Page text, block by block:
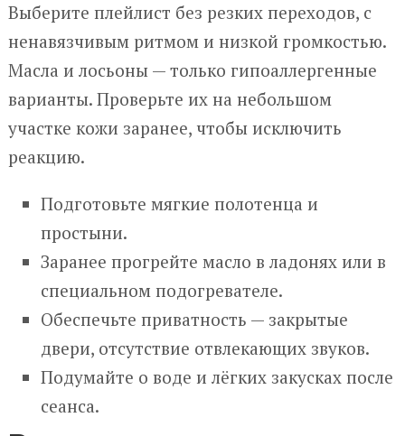
Выберите плейлист без резких переходов, с
ненавязчивым ритмом и низкой громкостью.
Масла и лосьоны — только гипоаллергенные
варианты. Проверьте их на небольшом
участке кожи заранее, чтобы исключить
реакцию.
Подготовьте мягкие полотенца и
простыни.
Заранее прогрейте масло в ладонях или в
специальном подогревателе.
Обеспечьте приватность — закрытые
двери, отсутствие отвлекающих звуков.
Подумайте о воде и лёгких закусках после
сеанса.